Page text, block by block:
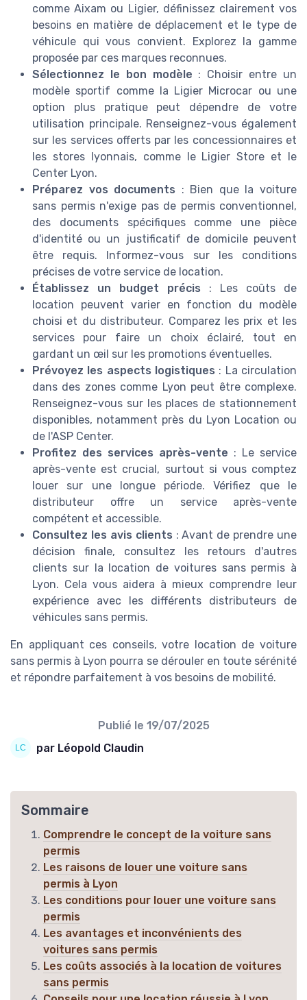
comme Aixam ou Ligier, définissez clairement vos
besoins en matière de déplacement et le type de
véhicule qui vous convient. Explorez la gamme
proposée par ces marques reconnues.
Sélectionnez le bon modèle : Choisir entre un
modèle sportif comme la Ligier Microcar ou une
option plus pratique peut dépendre de votre
utilisation principale. Renseignez-vous également
sur les services offerts par les concessionnaires et
les stores lyonnais, comme le Ligier Store et le
Center Lyon.
Préparez vos documents : Bien que la voiture
sans permis n'exige pas de permis conventionnel,
des documents spécifiques comme une pièce
d'identité ou un justificatif de domicile peuvent
être requis. Informez-vous sur les conditions
précises de votre service de location.
Établissez un budget précis : Les coûts de
location peuvent varier en fonction du modèle
choisi et du distributeur. Comparez les prix et les
services pour faire un choix éclairé, tout en
gardant un œil sur les promotions éventuelles.
Prévoyez les aspects logistiques : La circulation
dans des zones comme Lyon peut être complexe.
Renseignez-vous sur les places de stationnement
disponibles, notamment près du Lyon Location ou
de l'ASP Center.
Profitez des services après-vente : Le service
après-vente est crucial, surtout si vous comptez
louer sur une longue période. Vérifiez que le
distributeur offre un service après-vente
compétent et accessible.
Consultez les avis clients : Avant de prendre une
décision finale, consultez les retours d'autres
clients sur la location de voitures sans permis à
Lyon. Cela vous aidera à mieux comprendre leur
expérience avec les différents distributeurs de
véhicules sans permis.
En appliquant ces conseils, votre location de voiture
sans permis à Lyon pourra se dérouler en toute sérénité
et répondre parfaitement à vos besoins de mobilité.
Publié le 19/07/2025
par Léopold Claudin
Sommaire
Comprendre le concept de la voiture sans
permis
Les raisons de louer une voiture sans
permis à Lyon
Les conditions pour louer une voiture sans
permis
Les avantages et inconvénients des
voitures sans permis
Les coûts associés à la location de voitures
sans permis